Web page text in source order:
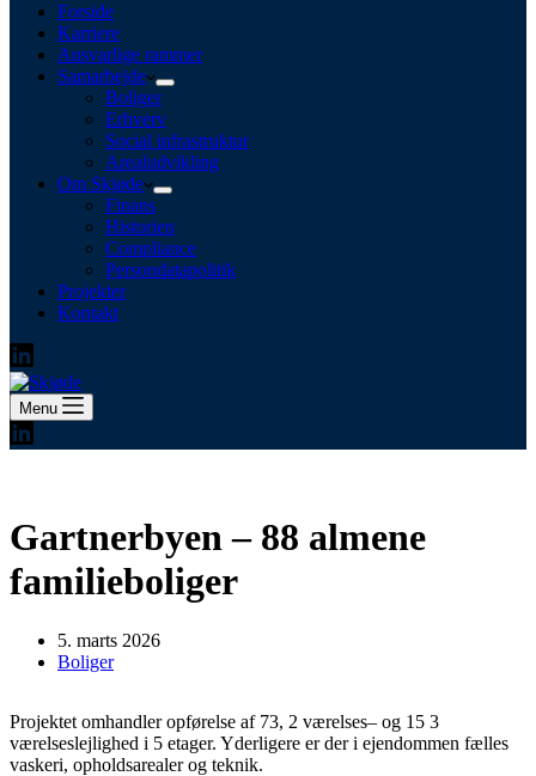
Forside
Karriere
Ansvarlige rammer
Samarbejde
Boliger
Erhverv
Social infrastruktur
Arealudvikling
Om Skjøde
Finans
Historien
Compliance
Persondatapolitik
Projekter
Kontakt
Menu
Gartnerbyen – 88 almene
familieboliger
5. marts 2026
Boliger
Projektet omhandler opførelse af 73, 2 værelses– og 15 3
værelseslejlighed i 5 etager. Yderligere er der i ejendommen fælles
vaskeri, opholdsarealer og teknik.